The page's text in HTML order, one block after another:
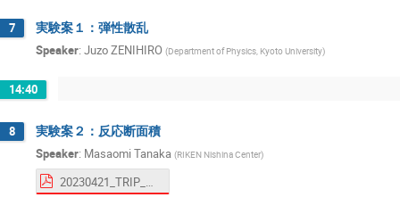
7 実験案１：弾性散乱
Speaker: Juzo ZENIHIRO (Department of Physics, Kyoto University)
14:40
8 実験案２：反応断面積
Speaker: Masaomi Tanaka (RIKEN Nishina Center)
20230421_TRIP_KickoffMeeting_mtanaka_ForSharing.pdf